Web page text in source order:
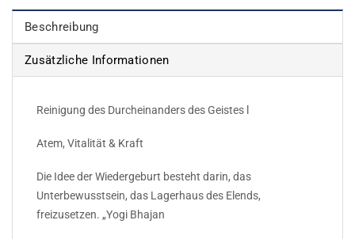
Beschreibung
Zusätzliche Informationen
Reinigung des Durcheinanders des Geistes l
Atem, Vitalität & Kraft
Die Idee der Wiedergeburt besteht darin, das
Unterbewusstsein, das Lagerhaus des Elends,
freizusetzen. „Yogi Bhajan